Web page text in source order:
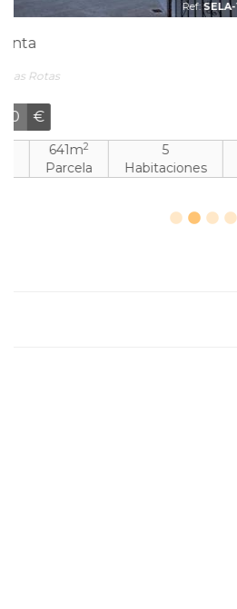
Dénia - Las Rotas
406m
Parcela